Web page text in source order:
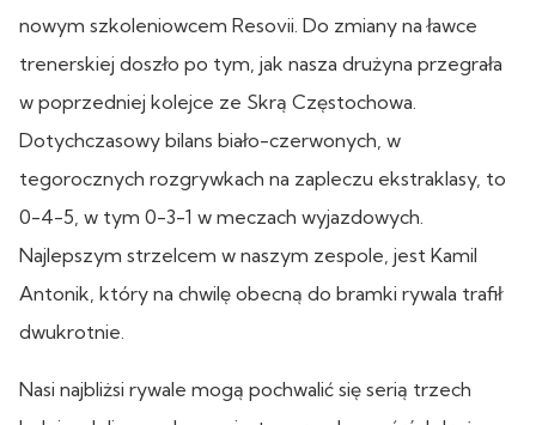
nowym szkoleniowcem Resovii. Do zmiany na ławce
trenerskiej doszło po tym, jak nasza drużyna przegrała
w poprzedniej kolejce ze Skrą Częstochowa.
Dotychczasowy bilans biało-czerwonych, w
tegorocznych rozgrywkach na zapleczu ekstraklasy, to
0-4-5, w tym 0-3-1 w meczach wyjazdowych.
Najlepszym strzelcem w naszym zespole, jest Kamil
Antonik, który na chwilę obecną do bramki rywala trafił
dwukrotnie.
Nasi najbliżsi rywale mogą pochwalić się serią trzech